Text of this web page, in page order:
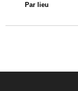
Par lieu